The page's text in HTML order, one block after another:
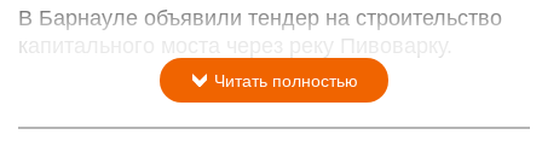
В Барнауле объявили тендер на строительство
капитального моста через реку Пивоварку.
Читать полностью